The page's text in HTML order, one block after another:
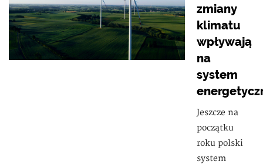
zmiany
klimatu
wpływają
na
system
Jeszcze na
początku
roku polski
system